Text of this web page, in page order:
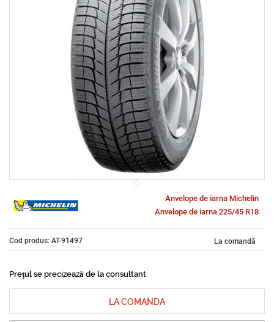
Anvelope de iarna Michelin
Anvelope de iarna 225/45 R18
Cod produs: AT-91497 La comandă
Prețul se precizează de la consultant
LA COMANDA